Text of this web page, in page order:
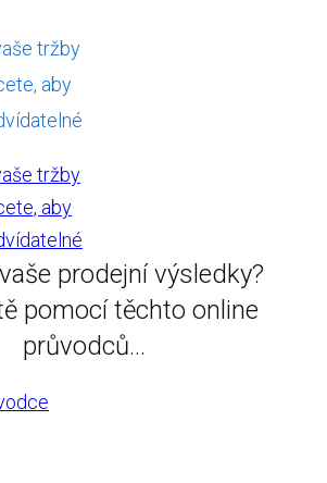
tržby
aby
tržby
aby
prodejní výsledky?
pomocí těchto online
průvodců...